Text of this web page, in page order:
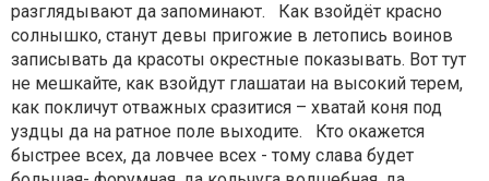
разглядывают да запоминают. Как взойдёт красно
солнышко, станут девы пригожие в летопись воинов
записывать да красоты окрестные показывать. Вот тут
не мешкайте, как взойдут глашатаи на высокий терем,
как покличут отважных сразитися – хватай коня под
уздцы да на ратное поле выходите. Кто окажется
быстрее всех, да ловчее всех - тому слава будет